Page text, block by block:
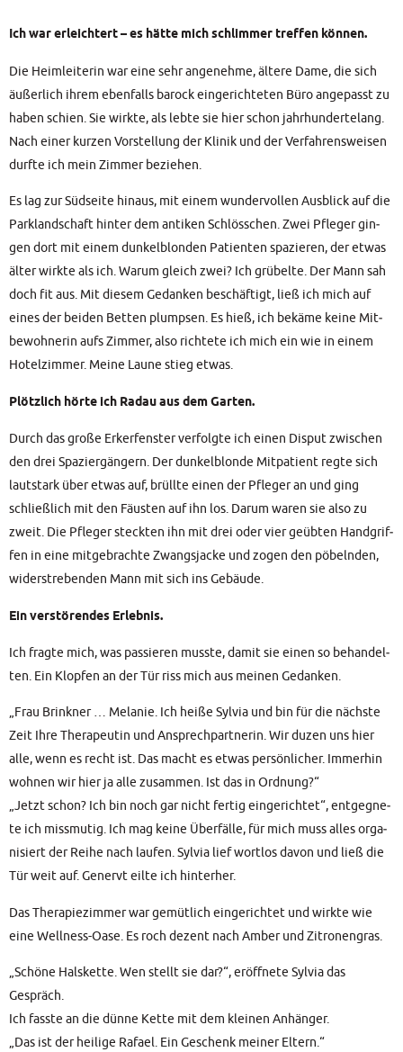
Ich war erleich­tert – es hät­te mich schlim­mer tref­fen können.
Die Heim­lei­te­rin war eine sehr ange­neh­me, älte­re Dame, die sich
äußer­lich ihrem eben­falls barock ein­ge­rich­te­ten Büro ange­passt zu
haben schien. Sie wirk­te, als leb­te sie hier schon jahr­hun­der­te­lang.
Nach einer kur­zen Vor­stel­lung der Kli­nik und der Ver­fah­rens­wei­sen
durf­te ich mein Zim­mer beziehen.
Es lag zur Süd­sei­te hin­aus, mit einem wun­der­vol­len Aus­blick auf die
Park­land­schaft hin­ter dem anti­ken Schlöss­chen. Zwei Pfle­ger gin­
gen dort mit einem dun­kel­blon­den Pati­en­ten spa­zie­ren, der etwas
älter wirk­te als ich. War­um gleich zwei? Ich grü­bel­te. Der Mann sah
doch fit aus. Mit die­sem Gedan­ken beschäf­tigt, ließ ich mich auf
eines der bei­den Bet­ten plump­sen. Es hieß, ich bekä­me kei­ne Mit­
be­woh­ne­rin aufs Zim­mer, also rich­te­te ich mich ein wie in einem
Hotel­zim­mer. Mei­ne Lau­ne stieg etwas.
Plötz­lich hör­te ich Radau aus dem Gar­ten.
Durch das gro­ße Erker­fens­ter ver­folg­te ich einen Dis­put zwi­schen
den drei Spa­zier­gän­gern. Der dun­kel­blon­de Mit­pa­ti­ent reg­te sich
laut­stark über etwas auf, brüll­te einen der Pfle­ger an und ging
schließ­lich mit den Fäus­ten auf ihn los. Dar­um waren sie also zu
zweit. Die Pfle­ger steck­ten ihn mit drei oder vier geüb­ten Hand­grif­
fen in eine mit­ge­brach­te Zwangs­ja­cke und zogen den pöbeln­den,
wider­stre­ben­den Mann mit sich ins Gebäude.
Ein ver­stö­ren­des Erlebnis.
Ich frag­te mich, was pas­sie­ren muss­te, damit sie einen so behan­del­
ten. Ein Klop­fen an der Tür riss mich aus mei­nen Gedanken.
„Frau Brink­ner … Mela­nie. Ich hei­ße Syl­via und bin für die nächs­te
Zeit Ihre The­ra­peu­tin und Ansprech­part­ne­rin. Wir duzen uns hier
alle, wenn es recht ist. Das macht es etwas per­sön­li­cher. Immer­hin
woh­nen wir hier ja alle zusam­men. Ist das in Ord­nung?“
„Jetzt schon? Ich bin noch gar nicht fer­tig ein­ge­rich­tet“, ent­geg­ne­
te ich miss­mu­tig. Ich mag kei­ne Über­fäl­le, für mich muss alles orga­
ni­siert der Rei­he nach lau­fen. Syl­via lief wort­los davon und ließ die
Tür weit auf. Genervt eil­te ich hinterher.
Das The­ra­pie­zim­mer war gemüt­lich ein­ge­rich­tet und wirk­te wie
eine Well­ness-Oase. Es roch dezent nach Amber und Zitronengras.
„Schö­ne Hals­ket­te. Wen stellt sie dar?“, eröff­ne­te Syl­via das
Gespräch.
Ich fass­te an die dün­ne Ket­te mit dem klei­nen Anhän­ger.
„Das ist der hei­li­ge Rafa­el. Ein Geschenk mei­ner Eltern.“